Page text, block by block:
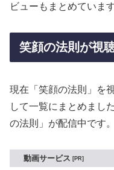
ビューもまとめています
笑顔の法則が視
現在「笑顔の法則」を
して一覧にまとめまし
の法則」が配信中です。
動画サービス PR